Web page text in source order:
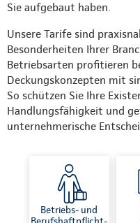
Sie aufgebaut haben.
Unsere Tarife sind
Besonderheiten Ihrer
Betriebsarten profitieren
Deckungskonzepten mit
So schützen Sie Ihre
Handlungsfähigkeit und
unternehmerische
Betriebs- und
Berufshaftpflicht-